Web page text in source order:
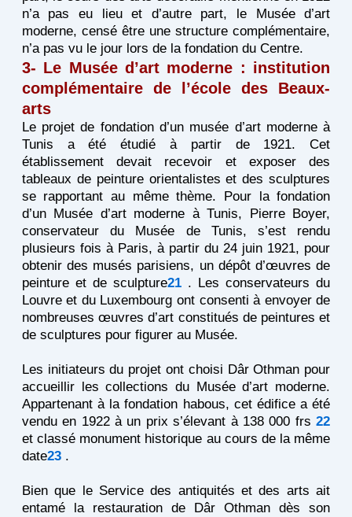
n’a pas eu lieu et d’autre part, le Musée d’art
moderne, censé être une structure complémentaire,
n’a pas vu le jour lors de la fondation du Centre.
3- Le Musée d’art moderne : institution
complémentaire de l’école des Beaux-
arts
Le projet de fondation d’un musée d’art moderne à
Tunis a été étudié à partir de 1921. Cet
établissement devait recevoir et exposer des
tableaux de peinture orientalistes et des sculptures
se rapportant au même thème. Pour la fondation
d’un Musée d’art moderne à Tunis, Pierre Boyer,
conservateur du Musée de Tunis, s’est rendu
plusieurs fois à Paris, à partir du 24 juin 1921, pour
obtenir des musés parisiens, un dépôt d’œuvres de
peinture et de sculpture21. Les conservateurs du
Louvre et du Luxembourg ont consenti à envoyer de
nombreuses œuvres d’art constitués de peintures et
de sculptures pour figurer au Musée.
Les initiateurs du projet ont choisi Dâr Othman pour
accueillir les collections du Musée d’art moderne.
Appartenant à la fondation habous, cet édifice a été
vendu en 1922 à un prix s’élevant à 138 000 frs22
et classé monument historique au cours de la même
date23.
Bien que le Service des antiquités et des arts ait
entamé la restauration de Dâr Othman dès son